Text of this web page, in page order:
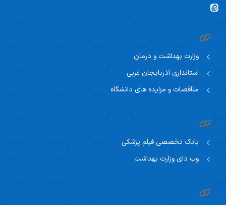
وزارت بهداشت و درمان
استانداری آذربایجان غربی
مناقصات و مزایده های دانشگاه
بانک تخصصی فیلم پزشکی
وب دای وزارت بهداشت